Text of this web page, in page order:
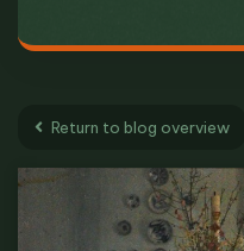
Return to blog overview